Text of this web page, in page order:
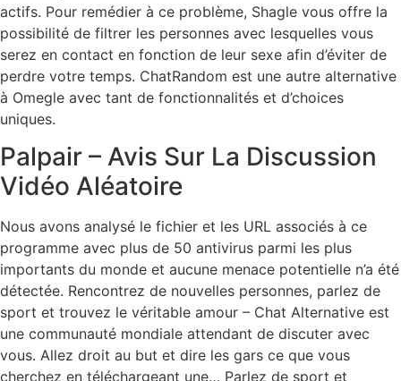
actifs. Pour remédier à ce problème, Shagle vous offre la
possibilité de filtrer les personnes avec lesquelles vous
serez en contact en fonction de leur sexe afin d’éviter de
perdre votre temps. ChatRandom est une autre alternative
à Omegle avec tant de fonctionnalités et d’choices
uniques.
Palpair – Avis Sur La Discussion
Vidéo Aléatoire
Nous avons analysé le fichier et les URL associés à ce
programme avec plus de 50 antivirus parmi les plus
importants du monde et aucune menace potentielle n’a été
détectée. Rencontrez de nouvelles personnes, parlez de
sport et trouvez le véritable amour – Chat Alternative est
une communauté mondiale attendant de discuter avec
vous. Allez droit au but et dire les gars ce que vous
cherchez en téléchargeant une… Parlez de sport et